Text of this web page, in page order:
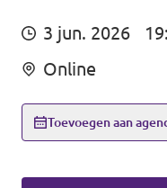
Volt Delft
Mensen
3 jun. 2026
Online
Toevoegen aan